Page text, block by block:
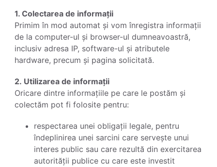
1. Colectarea de informații
Primim în mod automat și vom înregistra informații
de la computer-ul și browser-ul dumneavoastră,
inclusiv adresa IP, software-ul și atributele
hardware, precum și pagina solicitată.
2. Utilizarea de informații
Oricare dintre informațiile pe care le postăm și
colectăm pot fi folosite pentru:
respectarea unei obligații legale, pentru
îndeplinirea unei sarcini care servește unui
interes public sau care rezultă din exercitarea
autorității publice cu care este investit